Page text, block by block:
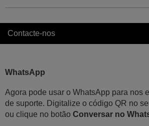
Contacte-nos
WhatsApp
Agora pode usar o WhatsApp para nos
de suporte. Digitalize o código QR no
ou clique no botão Conversar no